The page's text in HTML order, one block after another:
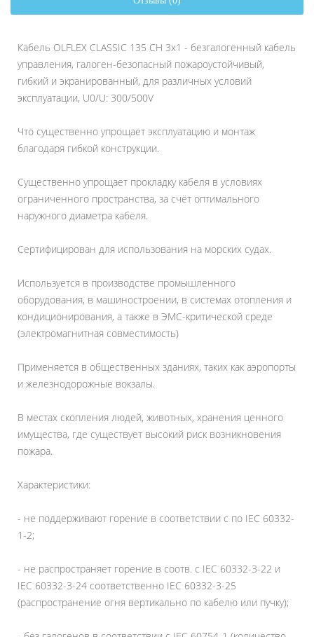
Кабель OLFLEX CLASSIC 135 CH 3x1 - безгалогенный кабель
управления, галоген-безопасный пожароустойчивый,
гибкий и экранированный, для различных условий
эксплуатации, U0/U: 300/500V
Что существенно упрощает эксплуатацию и монтаж
благодаря гибкой конструкции.
Существенно упрощает прокладку кабеля в условиях
ограниченного пространства, за счёт оптимального
наружного диаметра кабеля.
Сертифицирован для использования на морских судах.
Используется в производстве промышленного
оборудования, в машиностроении, в системах отопления и
кондиционирования, а также в ЭМС-критической среде
(электромагнитная совместимость)
Применяется в общественных зданиях, таких как аэропорты
и железнодорожные вокзалы.
В местах скопления людей, животных, хранения ценного
имущества, где существует высокий риск возникновения
пожара.
Характеристики:
- не поддерживают горение в соответствии с по IEC 60332-
1-2;
- не распространяет горение в соотв. с IEC 60332-3-22 и
IEC 60332-3-24 соответственно IEC 60332-3-25
(распространение огня вертикально по кабелю или пучку);